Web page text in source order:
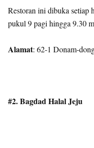
Restoran ini dibuka setiap
pukul 9 pagi hingga 9.30
Alamat: 62-1 Donam-
#2. Bagdad Halal Jeju